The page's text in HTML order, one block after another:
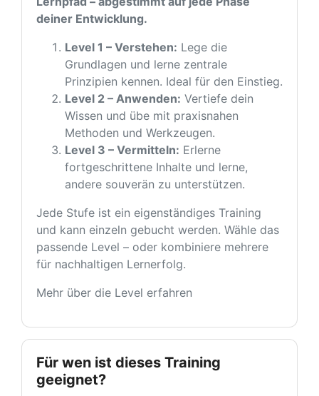
deiner Entwicklung.
Level 1 – Verstehen: Lege die
Grundlagen und lerne zentrale
Prinzipien kennen. Ideal für den Einstieg.
Level 2 – Anwenden: Vertiefe dein
Wissen und übe mit praxisnahen
Methoden und Werkzeugen.
Level 3 – Vermitteln: Erlerne
fortgeschrittene Inhalte und lerne,
andere souverän zu unterstützen.
Jede Stufe ist ein eigenständiges Training
und kann einzeln gebucht werden. Wähle das
passende Level – oder kombiniere mehrere
für nachhaltigen Lernerfolg.
Mehr über die Level erfahren
Für wen ist dieses Training
geeignet?